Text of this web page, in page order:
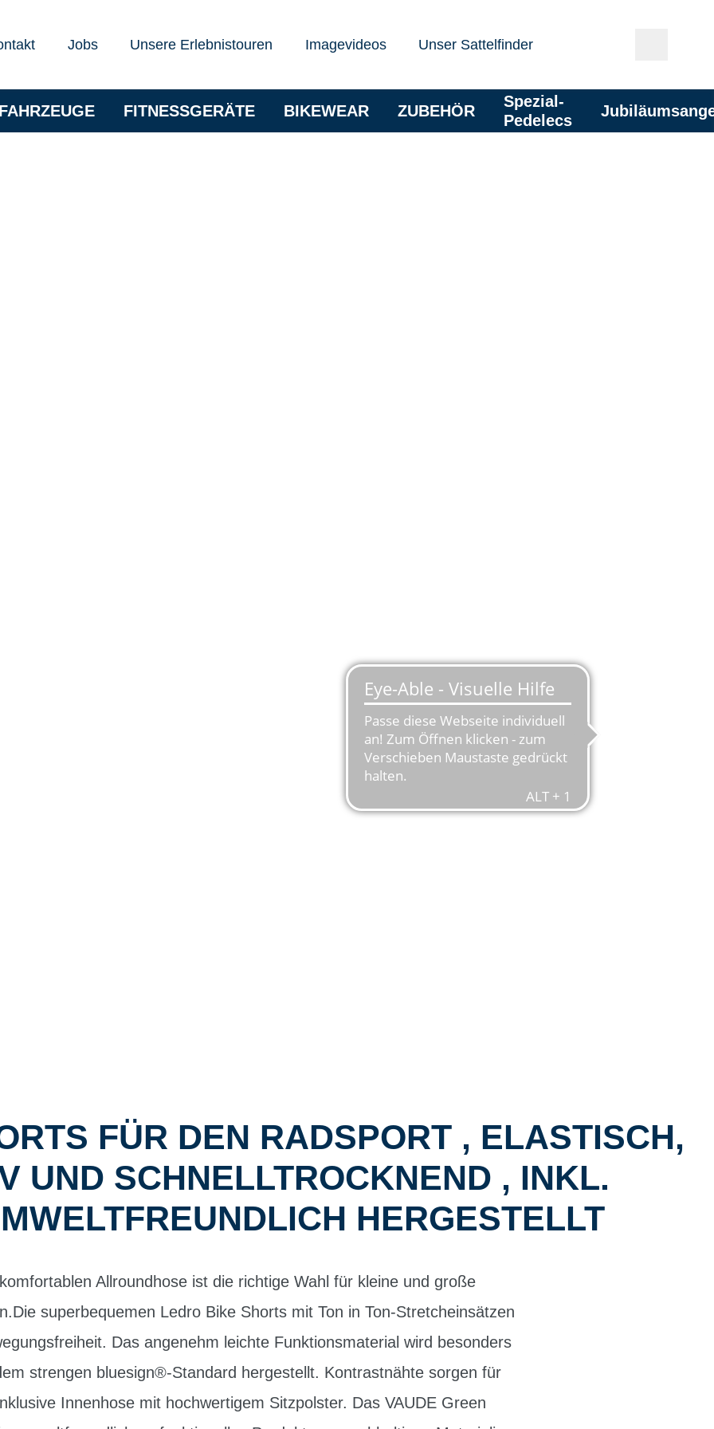
Jobs Unsere Erlebnistouren Imagevideos Unser Sattelfinder
FITNESSGERÄTE BIKEWEAR ZUBEHÖR
Spezial-
Pedelecs
FÜR DEN RADSPORT , ELASTISCH,
UND SCHNELLTROCKNEND , INKL.
HERGESTELLT
Allroundhose ist die richtige Wahl für kleine und große
superbequemen Ledro Bike Shorts mit Ton in Ton-Stretcheinsätzen
Das angenehm leichte Funktionsmaterial wird besonders
strengen bluesign®-Standard hergestellt. Kontrastnähte sorgen für
Innenhose mit hochwertigem Sitzpolster. Das VAUDE Green